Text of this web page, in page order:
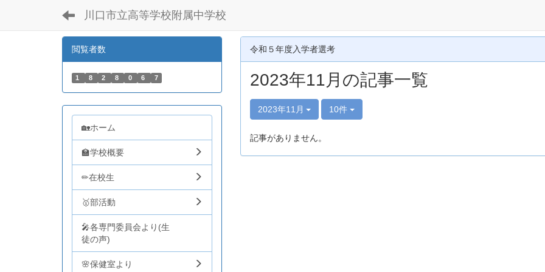
川口市立高等学校附属中学校
令和５年度入学者選考
2023年11月の記事一覧
2023年11月 10件
記事がありません。
閲覧者数
1 8 2 8 0 6 7
🏡ホーム
🏫学校概要
✏在校生
🥇部活動
🎤各専門委員会より(生
徒の声)
🌸保健室より